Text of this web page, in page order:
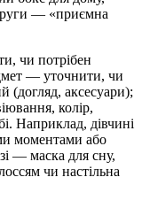
— «приємна
чи потрібен
— уточнити, чи
(догляд, аксесуари);
колір,
Наприклад, дівчині
моментами або
— маска для сну,
чи настільна